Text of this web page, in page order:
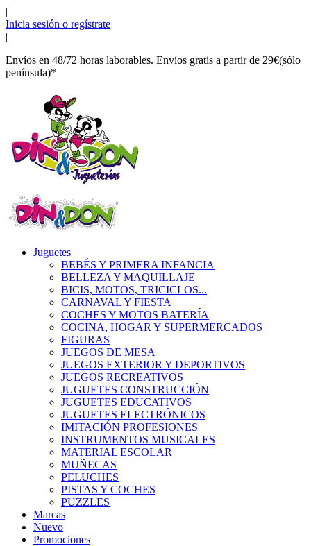
|
Inicia sesión o regístrate
|
Envíos en 48/72 horas laborables. Envíos gratis a partir de 29€(sólo
península)*
Juguetes
BEBÉS Y PRIMERA INFANCIA
BELLEZA Y MAQUILLAJE
BICIS, MOTOS, TRICICLOS...
CARNAVAL Y FIESTA
COCHES Y MOTOS BATERÍA
COCINA, HOGAR Y SUPERMERCADOS
FIGURAS
JUEGOS DE MESA
JUEGOS EXTERIOR Y DEPORTIVOS
JUEGOS RECREATIVOS
JUGUETES CONSTRUCCIÓN
JUGUETES EDUCATIVOS
JUGUETES ELECTRÓNICOS
IMITACIÓN PROFESIONES
INSTRUMENTOS MUSICALES
MATERIAL ESCOLAR
MUÑECAS
PELUCHES
PISTAS Y COCHES
PUZZLES
Marcas
Nuevo
Promociones